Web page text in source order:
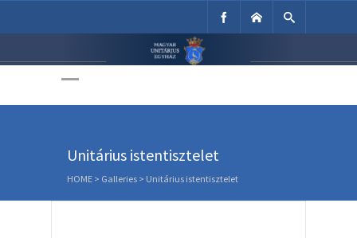
Unitárius Egyház
Unitárius istentisztelet
HOME > Galleries > Unitárius istentisztelet